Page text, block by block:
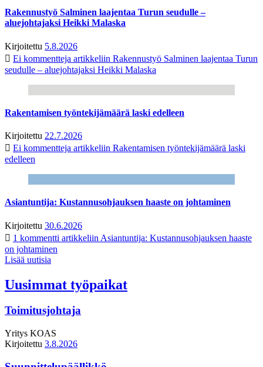
Rakennustyö Salminen laajentaa Turun seudulle –
aluejohtajaksi Heikki Malaska
Kirjoitettu 5.8.2026
Ei kommentteja artikkeliin Rakennustyö Salminen laajentaa Turun
seudulle – aluejohtajaksi Heikki Malaska
Rakentamisen työntekijämäärä laski edelleen
Kirjoitettu 22.7.2026
Ei kommentteja artikkeliin Rakentamisen työntekijämäärä laski
edelleen
Asiantuntija: Kustannusohjauksen haaste on johtaminen
Kirjoitettu 30.6.2026
1 kommentti artikkeliin Asiantuntija: Kustannusohjauksen haaste
on johtaminen
Lisää uutisia
Uusimmat työpaikat
Toimitusjohtaja
Yritys KOAS
Kirjoitettu 3.8.2026